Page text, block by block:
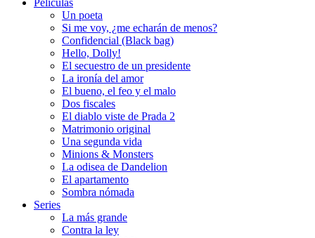
Peliculas
Un poeta
Si me voy, ¿me echarán de menos?
Confidencial (Black bag)
Hello, Dolly!
El secuestro de un presidente
La ironía del amor
El bueno, el feo y el malo
Dos fiscales
El diablo viste de Prada 2
Matrimonio original
Una segunda vida
Minions & Monsters
La odisea de Dandelion
El apartamento
Sombra nómada
Series
La más grande
Contra la ley